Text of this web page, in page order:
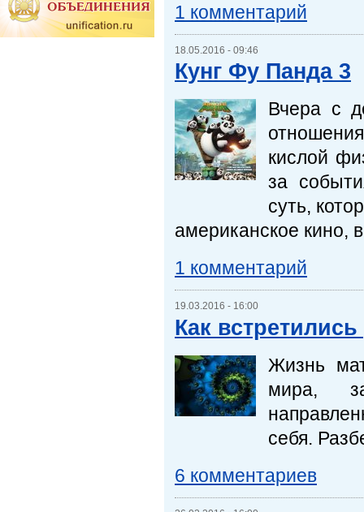
1 комментарий
18.05.2016 - 09:46
Кунг Фу Панда 3
Вчера с
кислой
за
суть,
американское кино,
1 комментарий
19.03.2016 - 16:00
Как
Жизнь
мира,
себя.
6 комментариев